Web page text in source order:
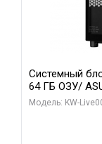
Системный
64 ГБ ОЗУ/
256bit Type-C
Модель: KW-